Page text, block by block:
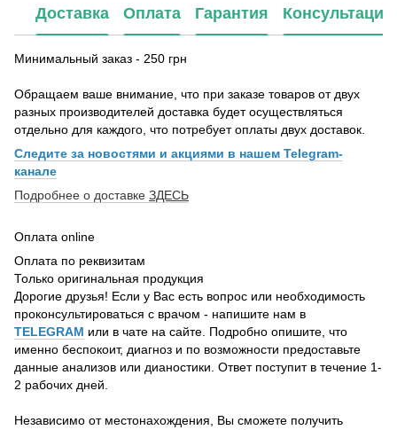
Доставка Оплата Гарантия Консультация
Минимальный заказ - 250 грн
Обращаем ваше внимание, что при заказе товаров от двух
разных производителей доставка будет осуществляться
отдельно для каждого, что потребует оплаты двух доставок.
Следите за новостями и акциями в нашем Telegram-
канале
Подробнее о доставке ЗДЕСЬ
Оплата online
Оплата по реквизитам
Только оригинальная продукция
Дорогие друзья! Если у Вас есть вопрос или необходимость
проконсультироваться с врачом - напишите нам в
TELEGRAM или в чате на сайте. Подробно опишите, что
именно беспокоит, диагноз и по возможности предоставьте
данные анализов или дианостики. Ответ поступит в течение 1-
2 рабочих дней.
Независимо от местонахождения, Вы сможете получить